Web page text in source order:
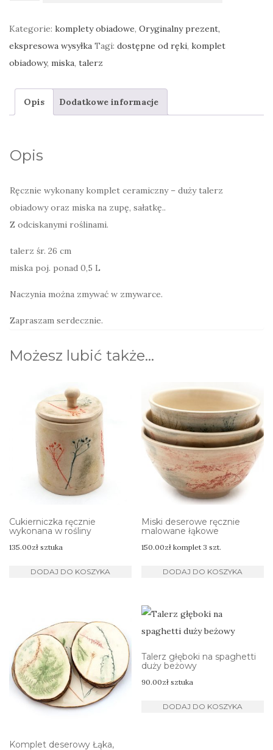
rośliny
Kategorie: komplety obiadowe, Oryginalny prezent,
ekspresowa wysyłka Tagi: dostępne od ręki, komplet
obiadowy, miska, talerz
Opis Dodatkowe informacje
Opis
Ręcznie wykonany komplet ceramiczny – duży talerz
obiadowy oraz miska na zupę, sałatkę..
Z odciskanymi roślinami.
talerz śr. 26 cm
miska poj. ponad 0,5 L
Naczynia można zmywać w zmywarce.
Zapraszam serdecznie.
Możesz lubić także…
Cukierniczka ręcznie
wykonana w rośliny
135.00zł sztuka
DODAJ DO KOSZYKA
Miski deserowe ręcznie
malowane łąkowe
150.00zł komplet 3 szt.
DODAJ DO KOSZYKA
Komplet deserowy Łąka,
Talerz głęboki na spaghetti
duży beżowy
90.00zł sztuka
DODAJ DO KOSZYKA